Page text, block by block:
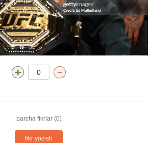
0
barcha fikrlar (0)
fikr yozish